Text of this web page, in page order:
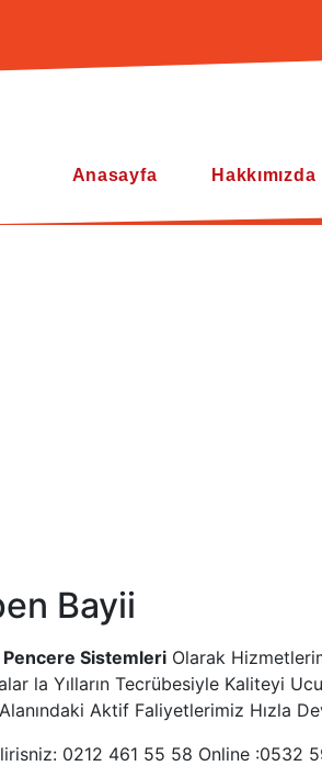
Anasayfa Hakkımızda
Bayii
Pencere Sistemleri Olarak
la Yılların Tecrübesiyle Kaliteyi
Aktif Faliyetlerimiz Hızla
0212 461 55 58 Online :0532